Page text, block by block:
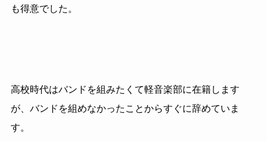
も得意でした。
高校時代はバンドを組みたくて軽音楽部に在籍します
が、バンドを組めなかったことからすぐに辞めていま
す。